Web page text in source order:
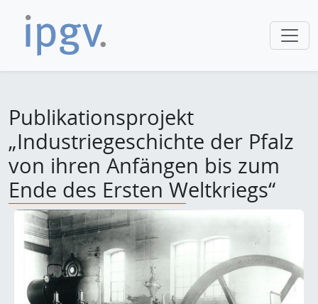
Publikationsprojekt
„Industriegeschichte der Pfalz
von ihren Anfängen bis zum
Ende des Ersten Weltkriegs“